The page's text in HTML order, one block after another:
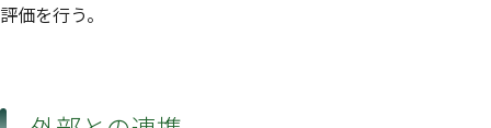
評価を行う。